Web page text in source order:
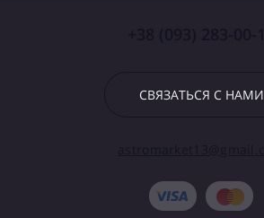
СВЯЗАТЬСЯ С НАМИ